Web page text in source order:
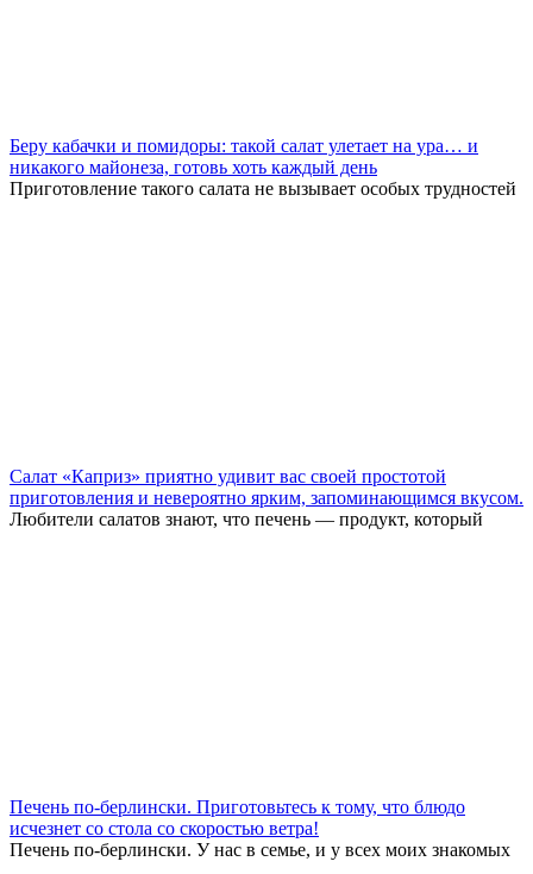
Беру кабачки и помидоры: такой салат улетает на ура… и
никакого майонеза, готовь хоть каждый день
Приготовление такого салата не вызывает особых трудностей
Салат «Каприз» приятно удивит вас своей простотой
приготовления и невероятно ярким, запоминающимся вкусом.
Любители салатов знают, что печень — продукт, который
Печень по-берлински. Приготовьтесь к тому, что блюдо
исчезнет со стола со скоростью ветра!
Печень по-берлински. У нас в семье, и у всех моих знакомых